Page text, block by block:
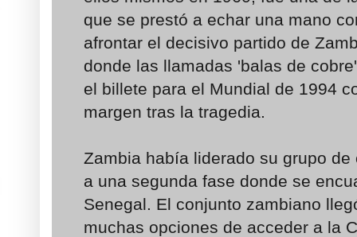
que se prestó a echar una mano
afrontar el decisivo partido de
donde las llamadas 'balas de
el billete para el Mundial de 1994
margen tras la tragedia.
Zambia había liderado su grupo
a una segunda fase donde se
Senegal. El conjunto zambiano
muchas opciones de acceder a la